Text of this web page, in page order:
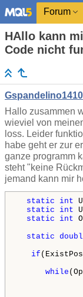
Forum
HAllo kann
Code nicht
Gspandelino1410
Hallo zusammen
wieviel von
loss. Leider
habe geht er zur
ganze programm
steht "keine
jemand kann mir
static int
static
int
static
int
static
if
while